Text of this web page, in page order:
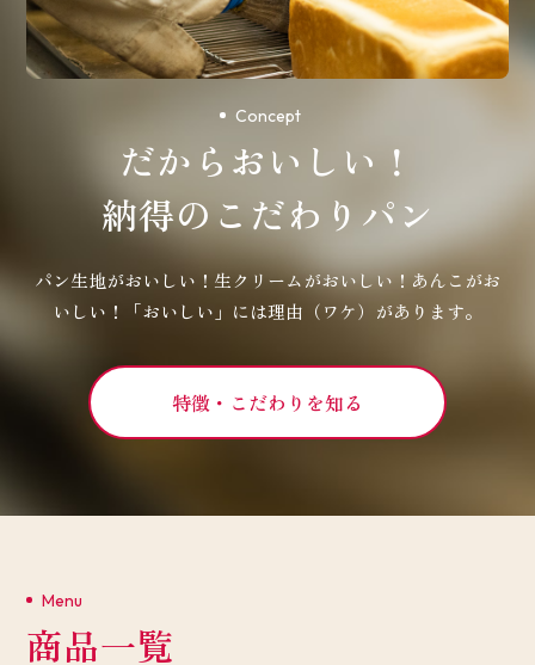
Concept
だからおいしい！
納得のこだわりパン
パン生地がおいしい！生クリームがおいしい！あんこがお
いしい！
「おいしい」には理由（ワケ）があります。
特徴・こだわりを知る
Menu
商品一覧